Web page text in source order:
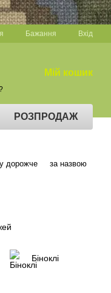
Бажання Вхід
Мій кошик
РОЗПРОДАЖ
дорожче за назвою
Біноклі